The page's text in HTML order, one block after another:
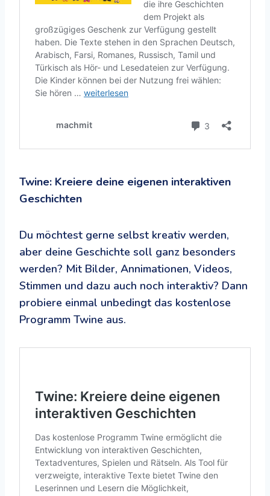
Twine: Kreiere deine eigenen interaktiven
Geschichten
Du möchtest gerne selbst kreativ werden,
aber deine Geschichte soll ganz besonders
werden? Mit Bilder, Annimationen, Videos,
Stimmen und dazu auch noch interaktiv? Dann
probiere einmal unbedingt das kostenlose
Programm Twine aus.